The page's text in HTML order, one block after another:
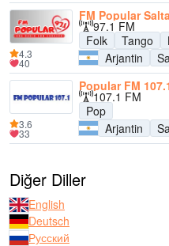
FM Popular
97.1 FM
Folk
Tango
Arjantin
4.3
40
Popular FM
107.1 FM
Pop
Arjantin
3.6
33
Diğer Diller
English
Deutsch
Русский